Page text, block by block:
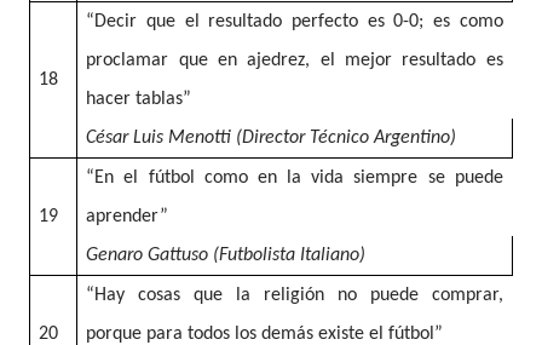
18
“Decir que el resultado perfecto es 0-0; es como
proclamar que en ajedrez, el mejor resultado es
hacer tablas”
César Luis Menotti (Director Técnico Argentino)
19
“En el fútbol como en la vida siempre se puede
aprender”
Genaro Gattuso (Futbolista Italiano)
20
“Hay cosas que la religión no puede comprar,
porque para todos los demás existe el fútbol”